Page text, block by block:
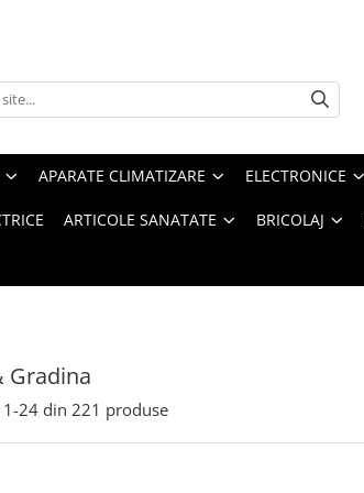
APARATE CLIMATIZARE ELECTRONICE
ARTICOLE SANATATE BRICOLAJ
Gradina
1-24 din 221 produse